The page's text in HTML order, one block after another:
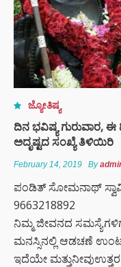
ಜ್ಯೋತಿಷ್ಯ
ದಿನ ಭವಿಷ್ಯ ಗುರುವಾರ,
ಅದೃಷ್ಟದ ಸಂಖ್ಯೆ ತಿಳಿಯಿರಿ
February 14, 2019 By
ಪಂಡಿತ್ ಸೋಮನಾಥ್ ಸ್ವಾಮಿ
9663218892
ನಿಮ್ಮ ಜೀವನದ
ಮನಸ್ಸಿನಲ್ಲಿ ಆಡಚಣೆ
ಇದೆಯೇ